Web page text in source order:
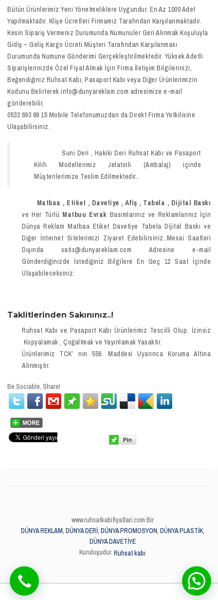
Bütün Ürünlerimiz Yeni Yönetmeliklere Uygundur. En Az 1000 Adet
Yapılmaktadır. Klişe Ücretleri Firmamız Tarafından Karşılanmaktadır.
Kesin Sipariş Vermeniz Durumunda Numunuler Geri Alınmak Koşuluyla
Gidiş – Geliş Kargo Ücreti Müşteri Tarafından Karşılanması
Durumunda Numune Gönderimi Gerçekleştirilmektedir. Yüksek Adetli
Siparişlerinizde Özel Fiyat Almak İçin Firma İletişim Bilgilerinizi,
Beğendiğiniz Ruhsat Kabı, Pasaport Kabı veya Diğer Ürünlerimizin
Kodunu Belirterek info@dunyareklam.com adresimize e-mail
gönderebilir,
0532 693 89 15 Mobile Telefonumuzdan da Direkt Firma Yetkilisine
Ulaşabilirsiniz.
Suni Deri , Hakiki Deri Ruhsat Kabı ve Pasaport
Kılıfı Modellerimiz Jelatinli (Ambalaj) içinde
Müşterilerimize Teslim Edilmektedir..
Matbaa , Etiket , Davetiye , Afiş , Tabela , Dijital Baskı
ve Her Türlü Matbuu Evrak Basımlarınız ve Reklamlarınız İçin
Dünya Reklam Matbaa Etiket Davetiye Tabela Dijital Baskı ve
Diğer İnternet Sitelerimizi Ziyaret Edebilirsiniz..Mesai Saatleri
Dışında satis@dunyareklam.com Adresine e-mail
Gönderdiğinizde İstediğiniz Bilgilere En Geç 12 Saat İçinde
Ulaşabileceksiniz.
Taklitlerinden Sakınınız..!
Ruhsat Kabı ve Pasaport Kabı Ürünlerimiz Tescilli Olup. İzinsiz
Kopyalamak , Çoğaltmak ve Yayınlamak Yasaktır.
Ürünlerimiz TCK’ nın 556. Maddesi Uyarınca Koruma Altına
Alınmıştır.
Be Sociable, Share!
www.ruhsatkabifiyatlari.com Bir
DÜNYA REKLAM, DÜNYA DERİ, DÜNYA PROMOSYON, DÜNYA PLASTİK,
DÜNYA DAVETİYE
Kuruluşudur. Ruhsat kabı